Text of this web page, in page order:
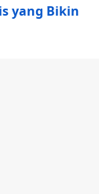
yang Bikin